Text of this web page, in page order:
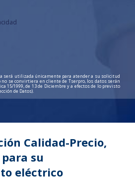
será utilizada únicamente para atender a su solicitud
se convirtiera en cliente de Tserpro, los datos serán
15/1999, de 13 de Diciembre y a efectos de lo previsto
de Datos).
Calidad-Precio,
su
eléctrico